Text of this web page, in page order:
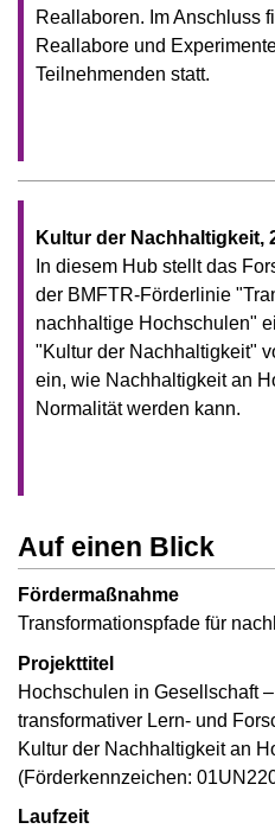
Reallaboren. Im Anschluss
Reallabore und
Teilnehmenden statt.
Kultur der Nachhaltigkeit,
In diesem Hub stellt das
der BMFTR-Förderlinie
nachhaltige Hochschulen"
"Kultur der Nachhaltigkeit"
ein, wie Nachhaltigkeit an
Normalität werden kann.
Auf einen Blick
Fördermaßnahme
Transformationspfade für
Projekttitel
Hochschulen in Gesellschaft
transformativer Lern- und
Kultur der Nachhaltigkeit an
(Förderkennzeichen:
Laufzeit